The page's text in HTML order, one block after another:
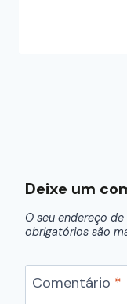
Deixe um
O seu endereço
obrigatórios são
Comentário *